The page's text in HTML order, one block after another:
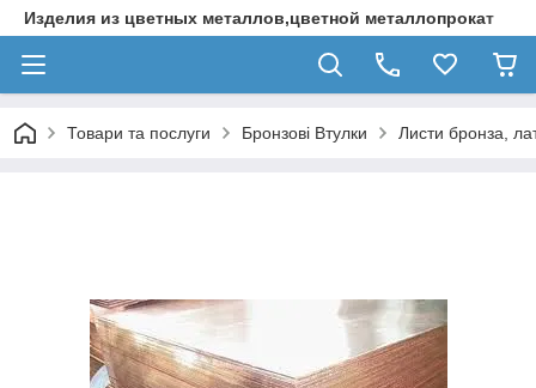
Изделия из цветных металлов,цветной металлопрокат
Товари та послуги Бронзові Втулки Листи бронза,